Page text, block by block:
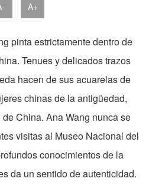
A+
pinta estrictamente dentro de
Tenues y delicados trazos
hacen de sus acuarelas de
chinas de la antigüedad,
China. Ana Wang nunca se
visitas al Museo Nacional del
conocimientos de la
da un sentido de autenticidad.